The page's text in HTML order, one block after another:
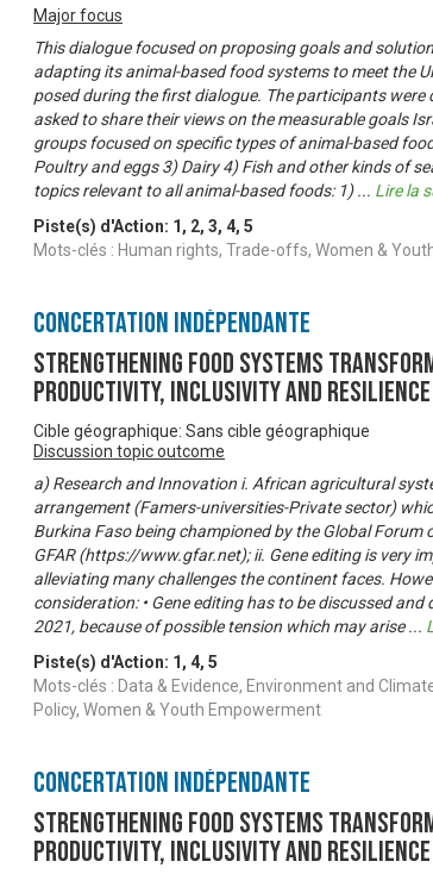
Major focus
This dialogue focused on proposing goals and
adapting its animal-based food systems to meet the
posed during the first dialogue. The participants
asked to share their views on the measurable goals
groups focused on specific types of animal-based
Poultry and eggs 3) Dairy 4) Fish and other kinds of
topics relevant to all animal-based foods: 1)... Lire la
Piste(s) d'Action: 1 , 2, 3, 4, 5
Mots-clés : Human rights, Trade-offs, Women &
Concertation Indépendante
Strengthening Food Systems
productivity, inclusivity and resilience
Cible géographique: Sans cible géographique
Discussion topic outcome
a) Research and Innovation i. African agricultural
arrangement (Famers-universities-Private sector)
Burkina Faso being championed by the Global
GFAR (https://www.gfar.net); ii. Gene editing is very
alleviating many challenges the continent faces.
consideration: • Gene editing has to be discussed and
2021, because of possible tension which may arise...
Piste(s) d'Action: 1 , 4, 5
Mots-clés : Data & Evidence, Environment and
Policy, Women & Youth Empowerment
Concertation Indépendante
Strengthening Food Systems
productivity, inclusivity and resilience